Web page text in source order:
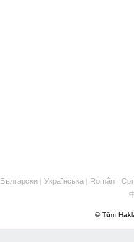
Български| Українська| Român|
© Tüm